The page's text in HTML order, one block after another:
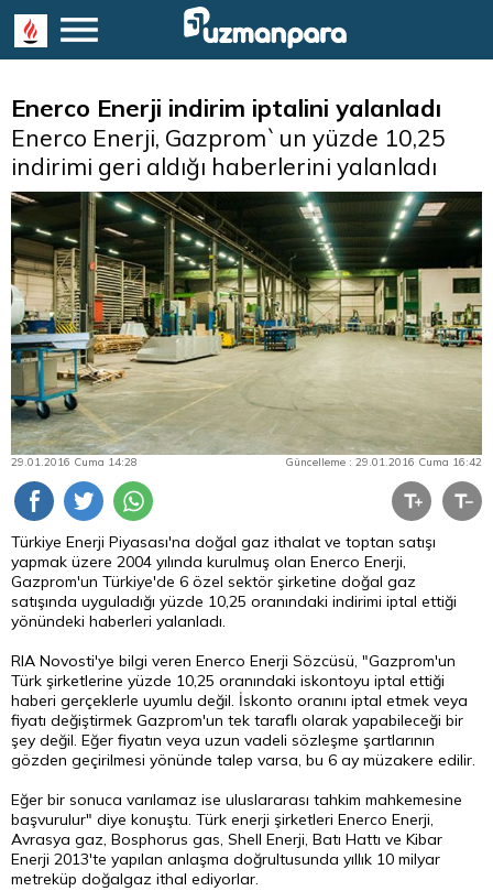
Enerco Enerji indirim iptalini yalanladı
Enerco Enerji, Gazprom`un yüzde 10,25
indirimi geri aldığı haberlerini yalanladı
29.01.2016 Cuma 14:28 Güncelleme : 29.01.2016 Cuma 16:42
Türkiye Enerji Piyasası'na doğal gaz ithalat ve toptan satışı
yapmak üzere 2004 yılında kurulmuş olan Enerco Enerji,
Gazprom'un Türkiye'de 6 özel sektör şirketine doğal gaz
satışında uyguladığı yüzde 10,25 oranındaki indirimi iptal ettiği
yönündeki haberleri yalanladı.
RIA Novosti'ye bilgi veren Enerco Enerji Sözcüsü, "Gazprom'un
Türk şirketlerine yüzde 10,25 oranındaki iskontoyu iptal ettiği
haberi gerçeklerle uyumlu değil. İskonto oranını iptal etmek veya
fiyatı değiştirmek Gazprom'un tek taraflı olarak yapabileceği bir
şey değil. Eğer fiyatın veya uzun vadeli sözleşme şartlarının
gözden geçirilmesi yönünde talep varsa, bu 6 ay müzakere edilir.
Eğer bir sonuca varılamaz ise uluslararası tahkim mahkemesine
başvurulur" diye konuştu. Türk enerji şirketleri Enerco Enerji,
Avrasya gaz, Bosphorus gas, Shell Enerji, Batı Hattı ve Kibar
Enerji 2013'te yapılan anlaşma doğrultusunda yıllık 10 milyar
metreküp doğalgaz ithal ediyorlar.